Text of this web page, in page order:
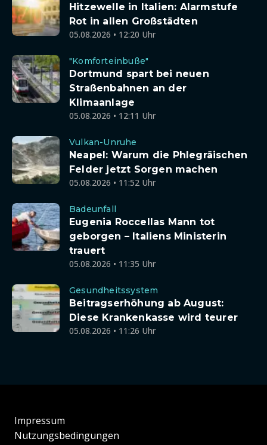
Hitzewelle in Italien: Alarmstufe
Rot in allen Großstädten
05.08.2026 • 12:20 Uhr
"Komforteinbuße"
Dortmund spart bei neuen
Straßenbahnen an der
Klimaanlage
05.08.2026 • 12:11 Uhr
Vulkan-Unruhe
Neapel: Warum die Phlegräischen
Felder jetzt Sorgen machen
05.08.2026 • 11:52 Uhr
Badeunfall
Eugenia Roccellas Mann tot
geborgen – Italiens Ministerin
trauert
05.08.2026 • 11:35 Uhr
Gesundheitssystem
Beitragserhöhung ab August:
Diese Krankenkasse wird teurer
05.08.2026 • 11:26 Uhr
Impressum
Nutzungsbedingungen